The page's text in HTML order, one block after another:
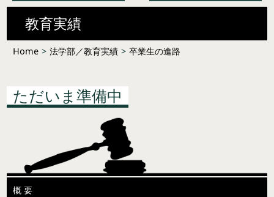
教育実績
Home > 法学部／教育実績 > 卒業生の進路
ただいま準備中
概 要